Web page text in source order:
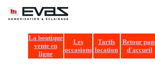
La boutique
vente en
ligne
Les
occasions
Tarifs
location
Retour
d'accueil